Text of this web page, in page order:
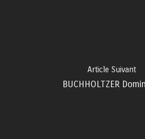
Article Suivant
BUCHHOLTZER